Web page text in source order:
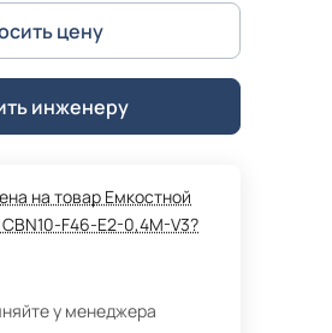
цену
инженеру
на товар Емкостной
F46-E2-0,4M-V3?
у менеджера